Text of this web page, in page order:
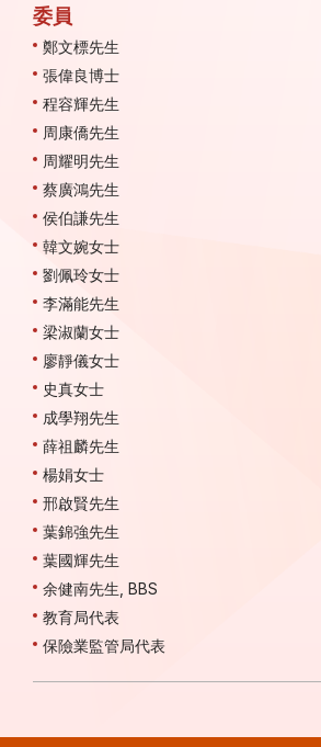
委員
鄭文標先生
張偉良博士
程容輝先生
周康僑先生
周耀明先生
蔡廣鴻先生
侯伯謙先生
韓文婉女士
劉佩玲女士
李滿能先生
梁淑蘭女士
廖靜儀女士
史真女士
成學翔先生
薛祖麟先生
楊娟女士
邢啟賢先生
葉錦強先生
葉國輝先生
余健南先生, BBS
教育局代表
保險業監管局代表